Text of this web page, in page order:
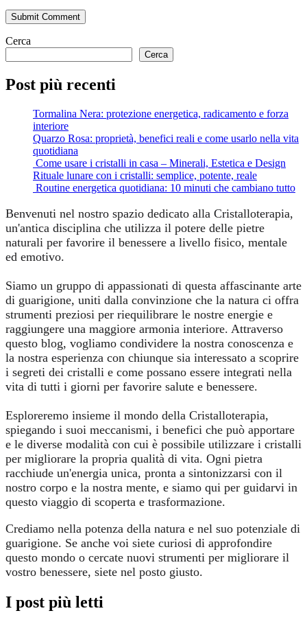
Submit Comment
Cerca
Cerca
Post più recenti
Tormalina Nera: protezione energetica, radicamento e forza
interiore
Quarzo Rosa: proprietà, benefici reali e come usarlo nella vita
quotidiana
Come usare i cristalli in casa – Minerali, Estetica e Design
Rituale lunare con i cristalli: semplice, potente, reale
Routine energetica quotidiana: 10 minuti che cambiano tutto
Benvenuti nel nostro spazio dedicato alla Cristalloterapia,
un'antica disciplina che utilizza il potere delle pietre
naturali per favorire il benessere a livello fisico, mentale
ed emotivo.
Siamo un gruppo di appassionati di questa affascinante arte
di guarigione, uniti dalla convinzione che la natura ci offra
strumenti preziosi per riequilibrare le nostre energie e
raggiungere una maggiore armonia interiore. Attraverso
questo blog, vogliamo condividere la nostra conoscenza e
la nostra esperienza con chiunque sia interessato a scoprire
i segreti dei cristalli e come possano essere integrati nella
vita di tutti i giorni per favorire salute e benessere.
Esploreremo insieme il mondo della Cristalloterapia,
spiegando i suoi meccanismi, i benefici che può apportare
e le diverse modalità con cui è possibile utilizzare i cristalli
per migliorare la propria qualità di vita. Ogni pietra
racchiude un'energia unica, pronta a sintonizzarsi con il
nostro corpo e la nostra mente, e siamo qui per guidarvi in
questo viaggio di scoperta e trasformazione.
Crediamo nella potenza della natura e nel suo potenziale di
guarigione. Se anche voi siete curiosi di approfondire
questo mondo o cercate nuovi strumenti per migliorare il
vostro benessere, siete nel posto giusto.
I post più letti